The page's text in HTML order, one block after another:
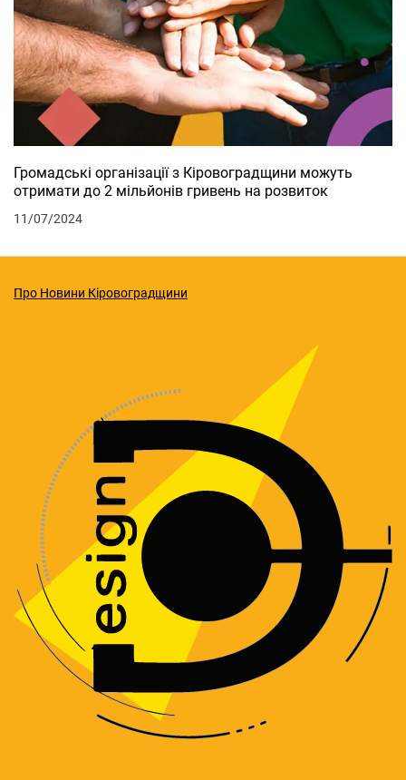
Громадські організації з Кіровоградщини можуть
отримати до 2 мільйонів гривень на розвиток
11/07/2024
Про Новини Кіровоградщини